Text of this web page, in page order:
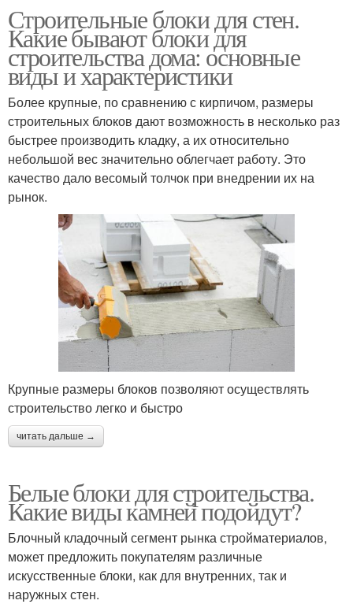
Строительные блоки для стен.
Какие бывают блоки для
строительства дома: основные
виды и характеристики
Более крупные, по сравнению с кирпичом, размеры
строительных блоков дают возможность в несколько раз
быстрее производить кладку, а их относительно
небольшой вес значительно облегчает работу. Это
качество дало весомый толчок при внедрении их на
рынок.
Крупные размеры блоков позволяют осуществлять
строительство легко и быстро
читать дальше →
Белые блоки для строительства.
Какие виды камней подойдут?
Блочный кладочный сегмент рынка стройматериалов,
может предложить покупателям различные
искусственные блоки, как для внутренних, так и
наружных стен.